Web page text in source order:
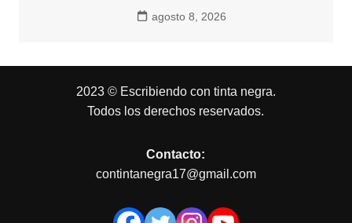
agosto 8, 2026
2023 © Escribiendo con tinta negra.
Todos los derechos reservados.
Contacto:
contintanegra17@gmail.com